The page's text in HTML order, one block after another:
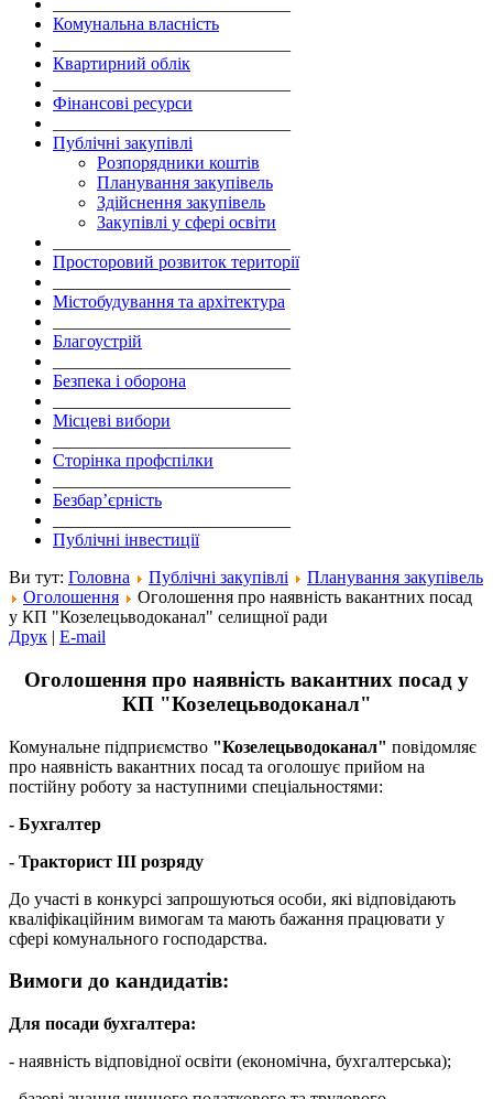
Комунальна власність
Квартирний облік
Фінансові ресурси
Публічні закупівлі
Розпорядники коштів
Планування закупівель
Здійснення закупівель
Закупівлі у сфері освіти
Просторовий розвиток території
Містобудування та архітектура
Благоустрій
Безпека і оборона
Місцеві вибори
Сторінка профспілки
Безбар’єрність
Публічні інвестиції
Ви тут: Головна Публічні закупівлі
Планування закупівель
Оголошення
Оголошення про наявність вакантних посад
у КП "Козелецьводоканал" селищної ради
Друк | E-mail
Оголошення про наявність вакантних посад у
КП "Козелецьводоканал"
Комунальне підприємство "Козелецьводоканал" повідомляє
про наявність вакантних посад та оголошує прийом на
постійну роботу за наступними спеціальностями:
- Бухгалтер
- Тракторист ІІІ розряду
До участі в конкурсі запрошуються особи, які відповідають
кваліфікаційним вимогам та мають бажання працювати у
сфері комунального господарства.
Вимоги до кандидатів:
Для посади бухгалтера:
- наявність відповідної освіти (економічна, бухгалтерська);